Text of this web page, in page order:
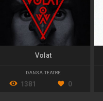
Volat
DANSA-TEATRE
1381 0